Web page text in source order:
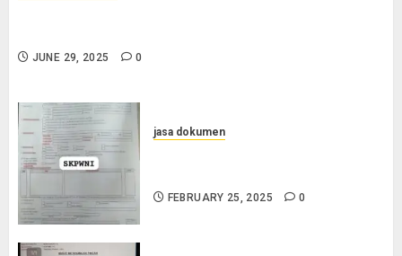
JUNE 29, 2025 0
jasa dokumen
FEBRUARY 25, 2025 0